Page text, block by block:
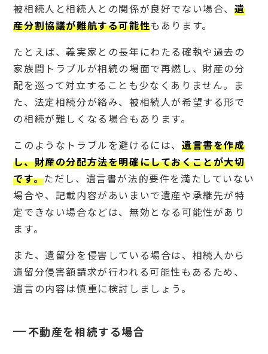
被相続人と相続人との関係が良好でない場合、 遺
産分割協議が難航する可能性もあります。
たとえば、義実家との長年にわたる確執や過去の
家族間トラブルが相続の場面で再燃し、財産の分
配を巡って対立することも少なくありません。ま
た、法定相続分が絡み、被相続人が希望する形で
の相続が難しくなる場合もあります。
このようなトラブルを避けるには、 遺言書を作成
し、財産の分配方法を明確にしておくことが大切
です。ただし、遺言書が法的要件を満たしていない
場合や、記載内容があいまいで遺産や承継先が特
定できない場合などは、無効となる可能性があり
ます。
また、遺留分を侵害している場合は、相続人から
遺留分侵害額請求が行われる可能性もあるため、
遺言の内容は慎重に検討しましょう。
不動産を相続する場合